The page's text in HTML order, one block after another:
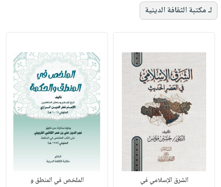
لـ مكتبة الثقافة الدينية
الشرق الإسلامي في الملخص في المنطق و